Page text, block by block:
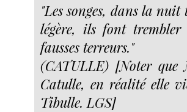
"Les songes, dans la
légère, ils font
fausses terreurs."
(CATULLE) [Noter
Catulle, en réalité elle
Tibulle. LGS]